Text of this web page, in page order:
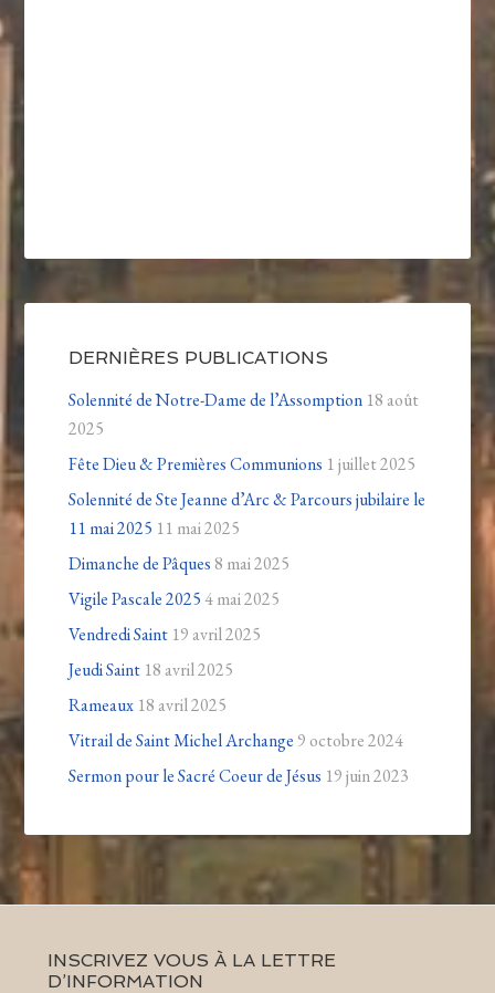
DERNIÈRES PUBLICATIONS
Solennité de Notre-Dame de l’Assomption 18 août
2025
Fête Dieu & Premières Communions 1 juillet 2025
Solennité de Ste Jeanne d’Arc & Parcours jubilaire le
11 mai 2025 11 mai 2025
Dimanche de Pâques 8 mai 2025
Vigile Pascale 2025 4 mai 2025
Vendredi Saint 19 avril 2025
Jeudi Saint 18 avril 2025
Rameaux 18 avril 2025
Vitrail de Saint Michel Archange 9 octobre 2024
Sermon pour le Sacré Coeur de Jésus 19 juin 2023
INSCRIVEZ VOUS À LA LETTRE
D’INFORMATION